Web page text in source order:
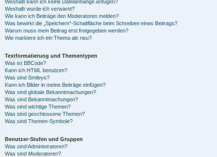
Weshalb kann ich keine Dateianhänge anfügen?
Weshalb wurde ich verwarnt?
Wie kann ich Beiträge den Moderatoren melden?
Was bewirkt die „Speichern“-Schaltfläche beim Schreiben eines Beitrags?
Warum muss mein Beitrag erst freigegeben werden?
Wie markiere ich ein Thema als neu?
Textformatierung und Thementypen
Was ist BBCode?
Kann ich HTML benutzen?
Was sind Smileys?
Kann ich Bilder in meine Beiträge einfügen?
Was sind globale Bekanntmachungen?
Was sind Bekanntmachungen?
Was sind wichtige Themen?
Was sind geschlossene Themen?
Was sind Themen-Symbole?
Benutzer-Stufen und Gruppen
Was sind Administratoren?
Was sind Moderatoren?